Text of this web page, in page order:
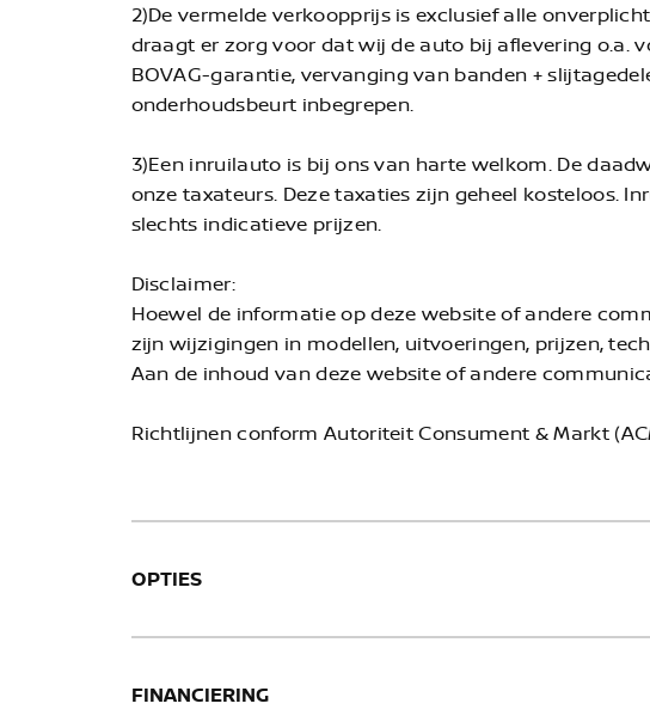
2)De vermelde verkoopprijs is exclusief alle
draagt er zorg voor dat wij de auto bij aflevering o.a.
BOVAG-garantie, vervanging van banden +
onderhoudsbeurt inbegrepen.
3)Een inruilauto is bij ons van harte welkom. De
onze taxateurs. Deze taxaties zijn geheel kosteloos.
slechts indicatieve prijzen.
Disclaimer:
Hoewel de informatie op deze website of andere
zijn wijzigingen in modellen, uitvoeringen, prijzen,
Aan de inhoud van deze website of andere
Richtlijnen conform Autoriteit Consument & Markt
OPTIES
FINANCIERING